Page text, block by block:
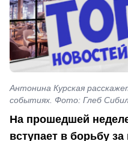
Антонина Курская
событиях. Фото: Глеб
На прошедшей
вступает в борьбу за